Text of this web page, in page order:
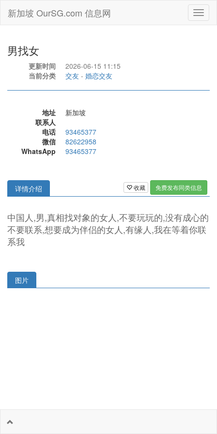
新加坡 OurSG.com 信息网
男找女
更新时间
2026-06-15 11:15
当前分类
交友 - 婚恋交友
地址
新加坡
联系人
电话
93465377
微信
82622958
WhatsApp
93465377
收藏 免费发布同类信息
详情介绍
中国人,男,真相找对象的女人,不要玩玩的,没有成心的
不要联系,想要成为伴侣的女人,有缘人,我在等着你联
系我
图片